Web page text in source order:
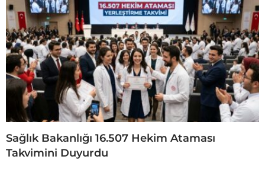
Sağlık Bakanlığı 16.507 Hekim Ataması
Takvimini Duyurdu